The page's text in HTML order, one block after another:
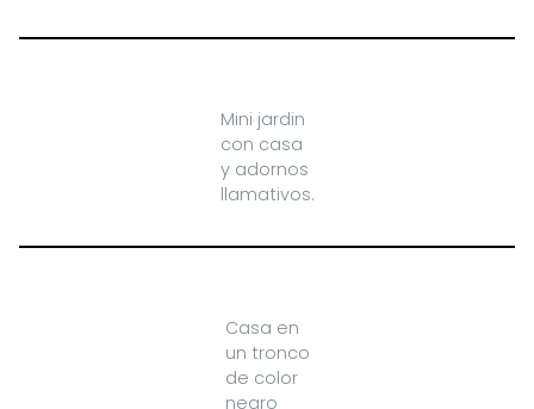
Mini jardin
con casa
y adornos
llamativos.
Casa en
un tronco
de color
negro